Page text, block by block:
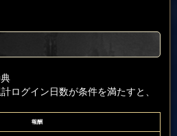
ログイン日数が条件を満たすと、
報酬